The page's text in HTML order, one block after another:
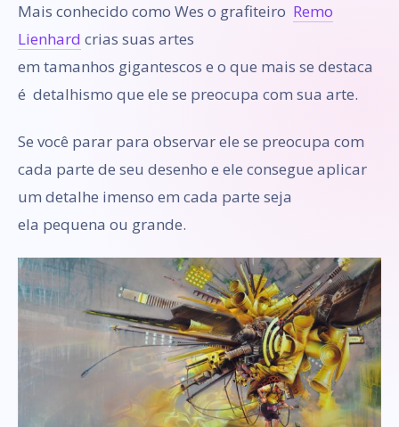
Mais conhecido como Wes o grafiteiro Remo
Lienhard crias suas artes
em tamanhos gigantescos e o que mais se destaca
é detalhismo que ele se preocupa com sua arte.
Se você parar para observar ele se preocupa com
cada parte de seu desenho e ele consegue aplicar
um detalhe imenso em cada parte seja
ela pequena ou grande.